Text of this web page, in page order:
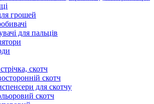
грошей
для пальців
скотч
скотч
для скотчу
скотч